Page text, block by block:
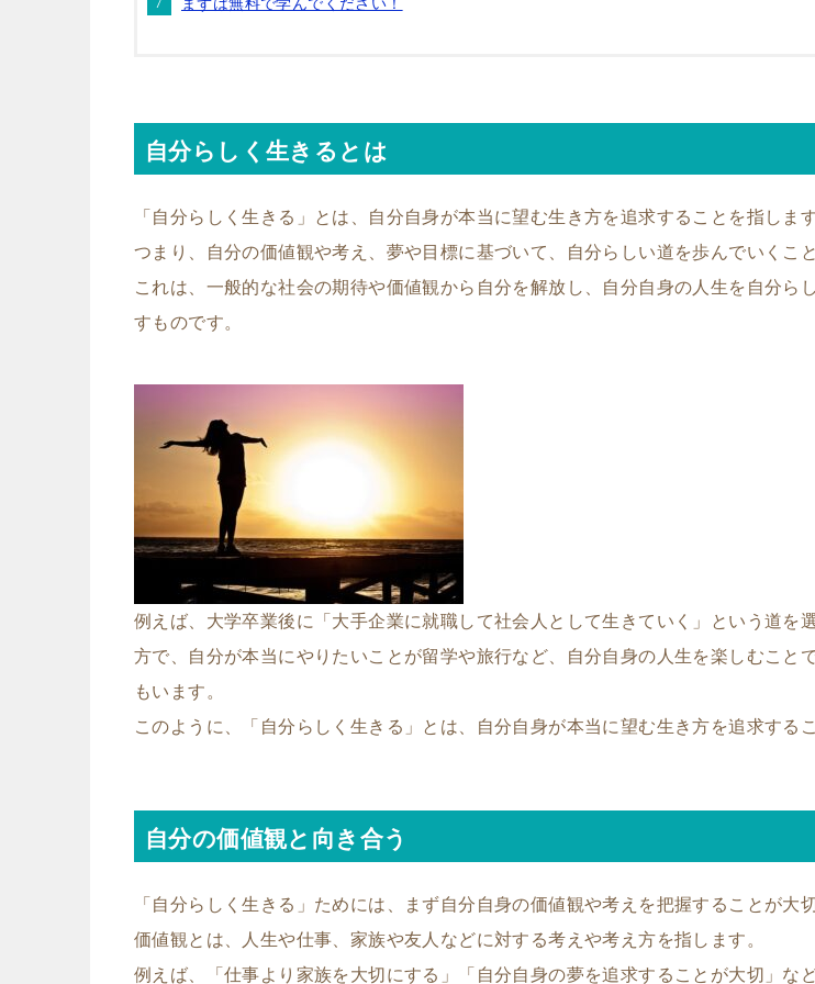
まずは無料で学んでください！
自分らしく生きるとは
「自分らしく生きる」とは、自分自身が本当に望む生き方を追求することを指します
つまり、自分の価値観や考え、夢や目標に基づいて、自分らしい道を歩んでいくこと
これは、一般的な社会の期待や価値観から自分を解放し、自分自身の人生を自分ら
すものです。
例えば、大学卒業後に「大手企業に就職して社会人として生きていく」という道を
方で、自分が本当にやりたいことが留学や旅行など、自分自身の人生を楽しむこと
もいます。
このように、「自分らしく生きる」とは、自分自身が本当に望む生き方を追求するこ
自分の価値観と向き合う
「自分らしく生きる」ためには、まず自分自身の価値観や考えを把握することが大切
価値観とは、人生や仕事、家族や友人などに対する考えや考え方を指します。
例えば、「仕事より家族を大切にする」「自分自身の夢を追求することが大切」な